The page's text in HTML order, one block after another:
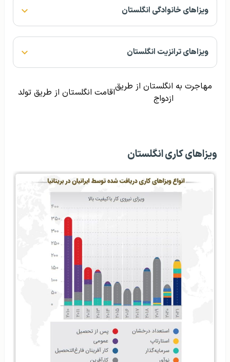
ویزاهای خانوادگی انگلستان
ویزاهای ترانزیت انگلستان
مهاجرت به انگلستان از طریق
ازدواج
اقامت انگلستان از طریق تولد
ویزاهای کاری انگلستان